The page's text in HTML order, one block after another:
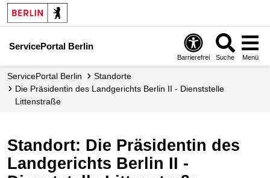
ServicePortal Berlin
Barrierefrei Suche Menü
ServicePortal Berlin
Standorte
Die Präsidentin des Landgerichts Berlin II - Dienststelle
Littenstraße
Standort: Die Präsidentin des
Landgerichts Berlin II -